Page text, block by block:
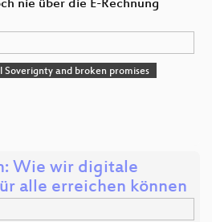
nie über die E-Rechnung
Soverignty and broken promises
Wie wir digitale
alle erreichen können